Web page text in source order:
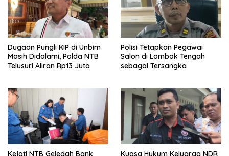
Dugaan Pungli KIP di Unbim
Masih Didalami, Polda NTB
Telusuri Aliran Rp13 Juta
Polisi Tetapkan Pegawai
Salon di Lombok Tengah
sebagai Tersangka
Kejati NTB Geledah Bank Kuasa Hukum Keluarga NDR